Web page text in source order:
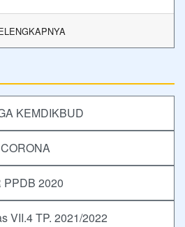
KEMDIKBUD
PPDB 2020
VII.4 TP. 2021/2022